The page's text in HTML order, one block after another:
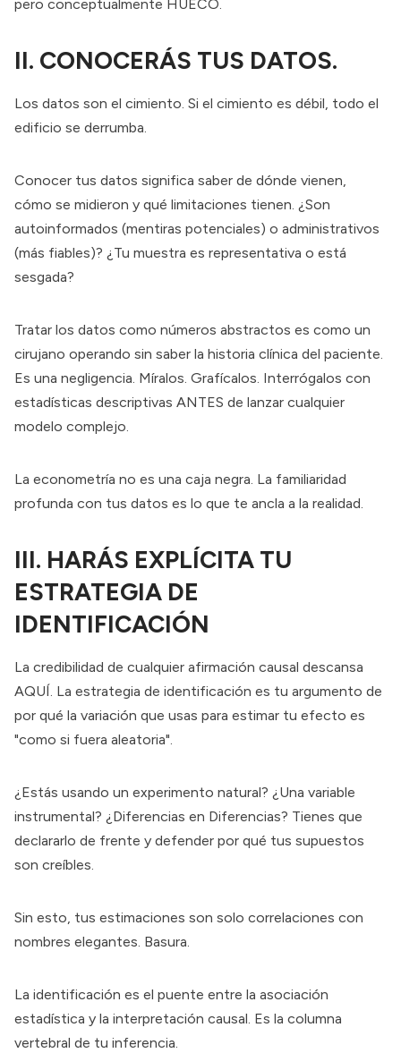
pero conceptualmente HUECO.
II. CONOCERÁS TUS DATOS.
Los datos son el cimiento. Si el cimiento es débil, todo el
edificio se derrumba.
Conocer tus datos significa saber de dónde vienen,
cómo se midieron y qué limitaciones tienen. ¿Son
autoinformados (mentiras potenciales) o administrativos
(más fiables)? ¿Tu muestra es representativa o está
sesgada?
Tratar los datos como números abstractos es como un
cirujano operando sin saber la historia clínica del paciente.
Es una negligencia. Míralos. Grafícalos. Interrógalos con
estadísticas descriptivas ANTES de lanzar cualquier
modelo complejo.
La econometría no es una caja negra. La familiaridad
profunda con tus datos es lo que te ancla a la realidad.
III. HARÁS EXPLÍCITA TU
ESTRATEGIA DE
IDENTIFICACIÓN
La credibilidad de cualquier afirmación causal descansa
AQUÍ. La estrategia de identificación es tu argumento de
por qué la variación que usas para estimar tu efecto es
"como si fuera aleatoria".
¿Estás usando un experimento natural? ¿Una variable
instrumental? ¿Diferencias en Diferencias? Tienes que
declararlo de frente y defender por qué tus supuestos
son creíbles.
Sin esto, tus estimaciones son solo correlaciones con
nombres elegantes. Basura.
La identificación es el puente entre la asociación
estadística y la interpretación causal. Es la columna
vertebral de tu inferencia.